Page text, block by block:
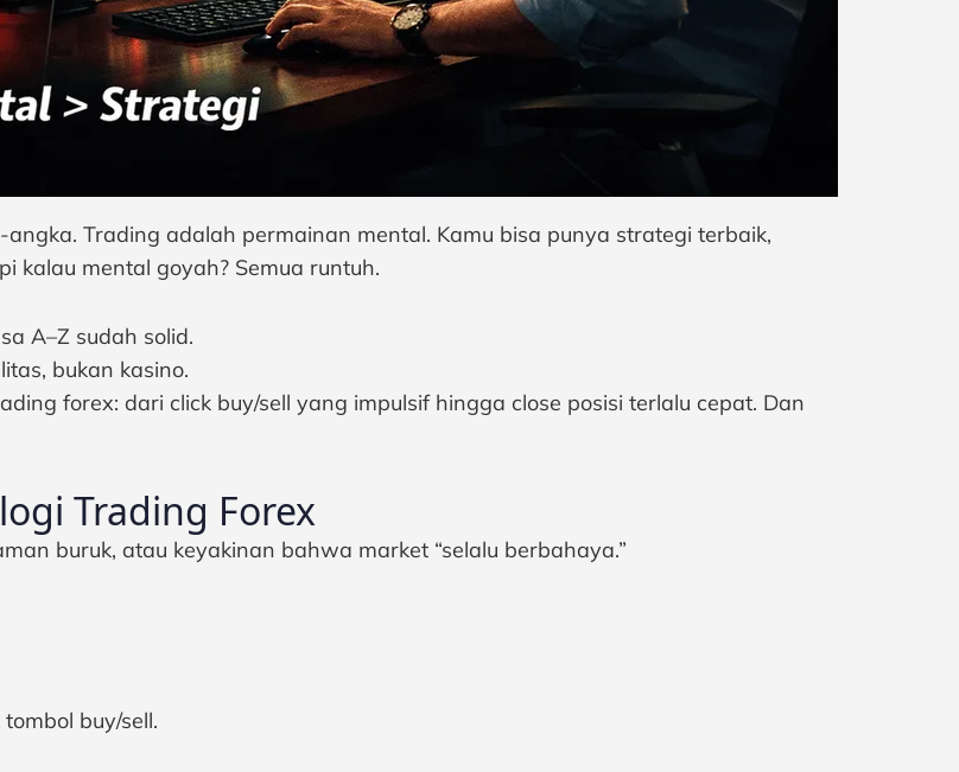
Trading adalah permainan mental. Kamu bisa punya strategi terbaik,
kalau mental goyah? Semua runtuh.
A–Z sudah solid.
bukan kasino.
forex: dari click buy/sell yang impulsif hingga close posisi terlalu cepat. Dan
Trading Forex
buruk, atau keyakinan bahwa market “selalu berbahaya.”
buy/sell.